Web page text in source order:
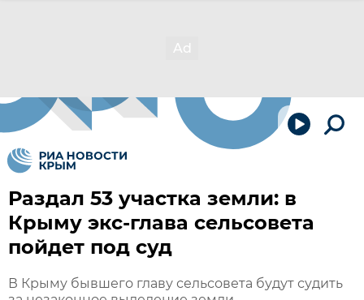
Раздал 53 участка земли: в
Крыму экс-глава сельсовета
пойдет под суд
В Крыму бывшего главу сельсовета будут судить